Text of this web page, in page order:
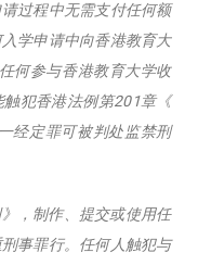
过程中无需支付任何额
学申请中向香港教育大
何参与香港教育大学收
犯香港法例第201章《
经定罪可被判处监禁刑
，制作、提交或使用任
事罪行。任何人触犯与